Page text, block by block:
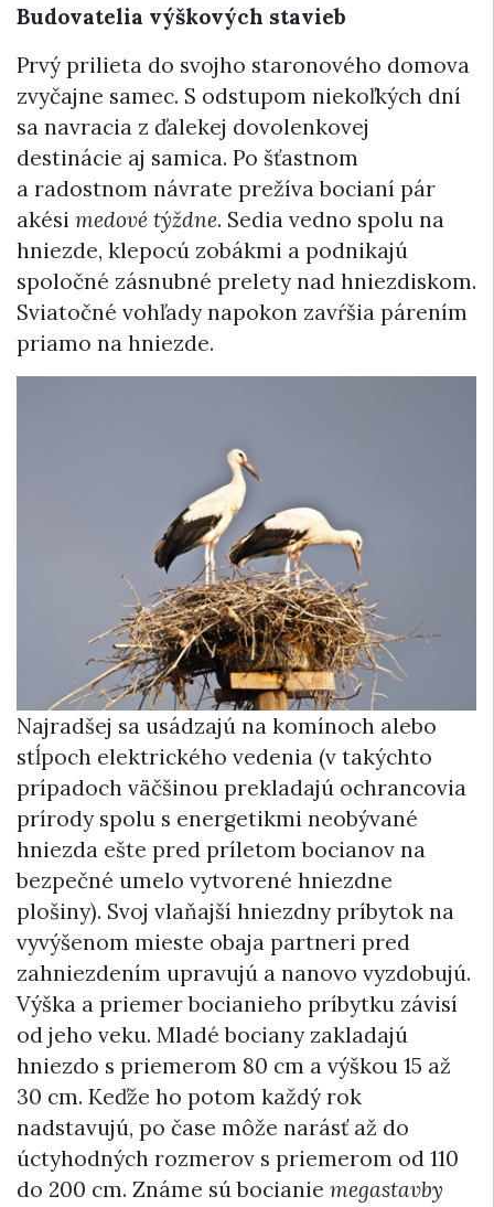
Budovatelia výškových stavieb
Prvý prilieta do svojho staronového domova
zvyčajne samec. S odstupom niekoľkých dní
sa navracia z ďalekej dovolenkovej
destinácie aj samica. Po šťastnom
a radostnom návrate prežíva bocianí pár
akési medové týždne. Sedia vedno spolu na
hniezde, klepocú zobákmi a podnikajú
spoločné zásnubné prelety nad hniezdiskom.
Sviatočné vohľady napokon zavŕšia párením
priamo na hniezde.
Najradšej sa usádzajú na komínoch alebo
stĺpoch elektrického vedenia (v takýchto
prípadoch väčšinou prekladajú ochrancovia
prírody spolu s energetikmi neobývané
hniezda ešte pred príletom bocianov na
bezpečné umelo vytvorené hniezdne
plošiny). Svoj vlaňajší hniezdny príbytok na
vyvýšenom mieste obaja partneri pred
zahniezdením upravujú a nanovo vyzdobujú.
Výška a priemer bocianieho príbytku závisí
od jeho veku. Mladé bociany zakladajú
hniezdo s priemerom 80 cm a výškou 15 až
30 cm. Keďže ho potom každý rok
nadstavujú, po čase môže narásť až do
úctyhodných rozmerov s priemerom od 110
do 200 cm. Známe sú bocianie megastavby